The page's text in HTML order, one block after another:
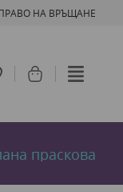
НА ВРЪЩАНЕ
праскова